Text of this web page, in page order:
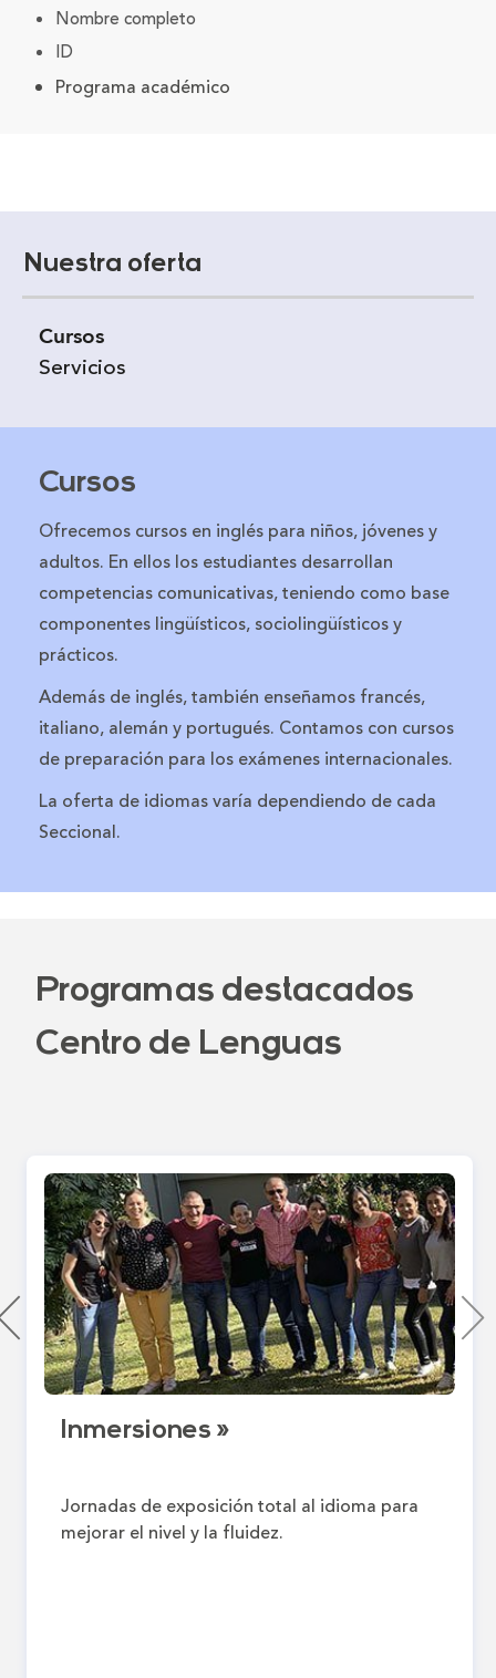
Nombre completo
ID
Programa académico
Nuestra oferta
Cursos
Servicios
Cursos
Ofrecemos cursos en inglés para niños, jóvenes y
adultos. En ellos los estudiantes desarrollan
competencias comunicativas, teniendo como base
componentes lingüísticos, sociolingüísticos y
prácticos.
Además de inglés, también enseñamos francés,
italiano, alemán y portugués. Contamos con cursos
de preparación para los exámenes internacionales.
La oferta de idiomas varía dependiendo de cada
Seccional.
Programas destacados
Centro de Lenguas
Inmersiones »
Jornadas de exposición total al idioma para
mejorar el nivel y la fluidez.